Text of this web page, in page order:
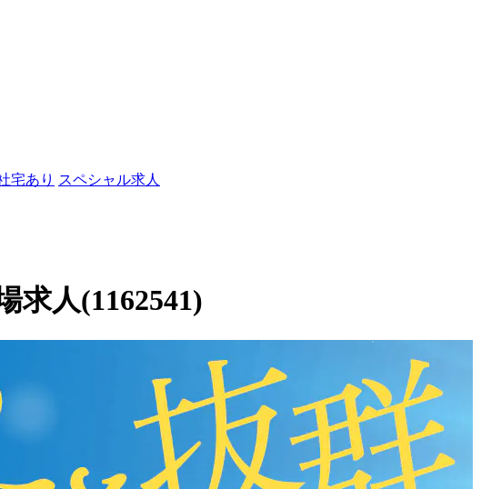
宅あり スペシャル求人
求人(1162541)